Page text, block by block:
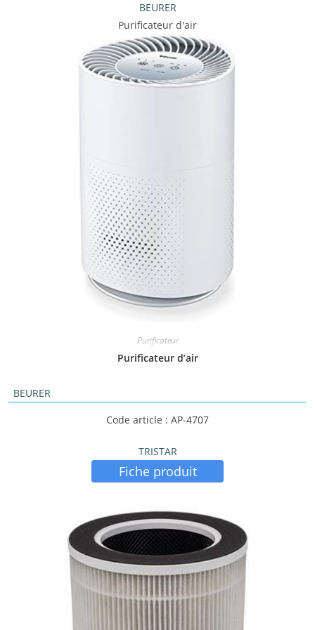
BEURER
Purificateur d'air
Purificateur
Purificateur d’air
BEURER
Code article : AP-4707
TRISTAR
Fiche produit